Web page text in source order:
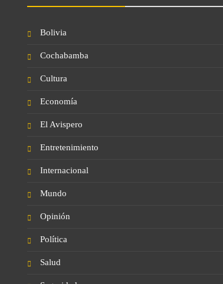
Bolivia
Cochabamba
Cultura
Economía
El Avispero
Entretenimiento
Internacional
Mundo
Opinión
Política
Salud